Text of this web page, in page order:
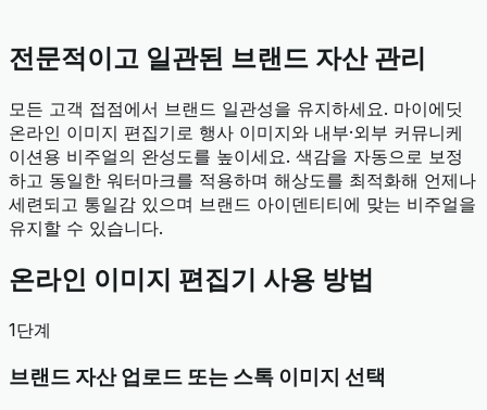
전문적이고 일관된 브랜드 자산 관리
모든 고객 접점에서 브랜드 일관성을 유지하세요. 마이에딧
온라인 이미지 편집기로 행사 이미지와 내부·외부 커뮤니케
이션용 비주얼의 완성도를 높이세요. 색감을 자동으로 보정
하고 동일한 워터마크를 적용하며 해상도를 최적화해 언제나
세련되고 통일감 있으며 브랜드 아이덴티티에 맞는 비주얼을
유지할 수 있습니다.
온라인 이미지 편집기 사용 방법
1단계
브랜드 자산 업로드 또는 스톡 이미지 선택